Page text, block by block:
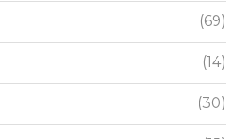
(69)
(14)
(30)